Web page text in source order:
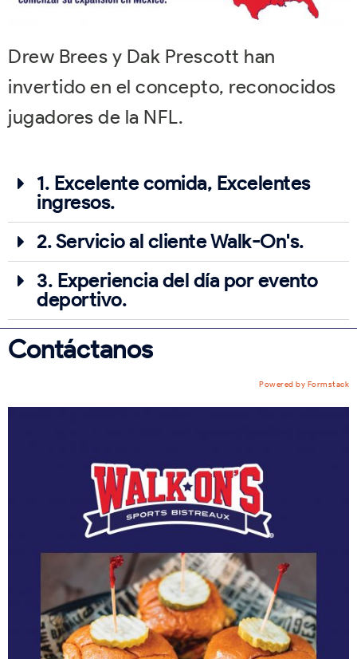
Drew Brees y Dak Prescott han
invertido en el concepto, reconocidos
jugadores de la NFL.
1. Excelente comida, Excelentes
ingresos.
2. Servicio al cliente Walk-On's.
3. Experiencia del día por evento
deportivo.
Contáctanos
Powered by Formstack